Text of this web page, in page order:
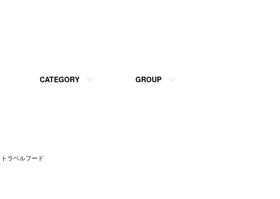
CATEGORY GROUP
トラベルフード